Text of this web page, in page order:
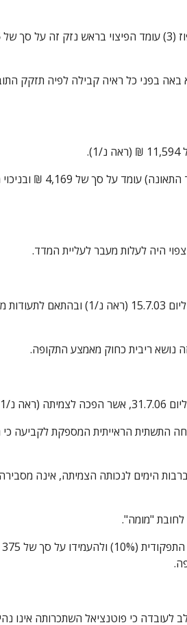
היה לעלות מעבר לעליית המדד.
נושא ריבית כחוק מאמצע התקופה.
"מומה".